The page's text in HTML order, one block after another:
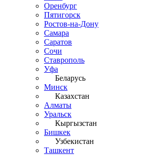
Оренбург
Пятигорск
Ростов-на-Дону
Самара
Саратов
Сочи
Ставрополь
Уфа
Беларусь
Минск
Казахстан
Алматы
Уральск
Кыргызстан
Бишкек
Узбекистан
Ташкент